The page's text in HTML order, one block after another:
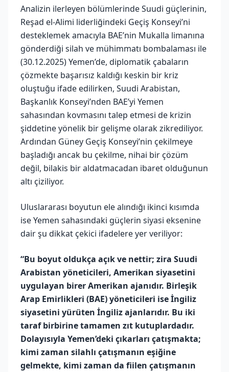
Analizin ilerleyen bölümlerinde Suudi güçlerinin,
Reşad el-Alimi liderliğindeki Geçiş Konseyi’ni
desteklemek amacıyla BAE’nin Mukalla limanına
gönderdiği silah ve mühimmatı bombalaması ile
(30.12.2025) Yemen’de, diplomatik çabaların
çözmekte başarısız kaldığı keskin bir kriz
oluştuğu ifade edilirken, Suudi Arabistan,
Başkanlık Konseyi’nden BAE’yi Yemen
sahasından kovmasını talep etmesi de krizin
şiddetine yönelik bir gelişme olarak zikrediliyor.
Ardından Güney Geçiş Konseyi’nin çekilmeye
başladığı ancak bu çekilme, nihai bir çözüm
değil, bilakis bir aldatmacadan ibaret olduğunun
altı çiziliyor.
Uluslararası boyutun ele alındığı ikinci kısımda
ise Yemen sahasındaki güçlerin siyasi eksenine
dair şu dikkat çekici ifadelere yer veriliyor:
“Bu boyut oldukça açık ve nettir; zira Suudi
Arabistan yöneticileri, Amerikan siyasetini
uygulayan birer Amerikan ajanıdır. Birleşik
Arap Emirlikleri (BAE) yöneticileri ise İngiliz
siyasetini yürüten İngiliz ajanlarıdır. Bu iki
taraf birbirine tamamen zıt kutuplardadır.
Dolayısıyla Yemen’deki çıkarları çatışmakta;
kimi zaman silahlı çatışmanın eşiğine
gelmekte, kimi zaman da fiilen çatışmanın